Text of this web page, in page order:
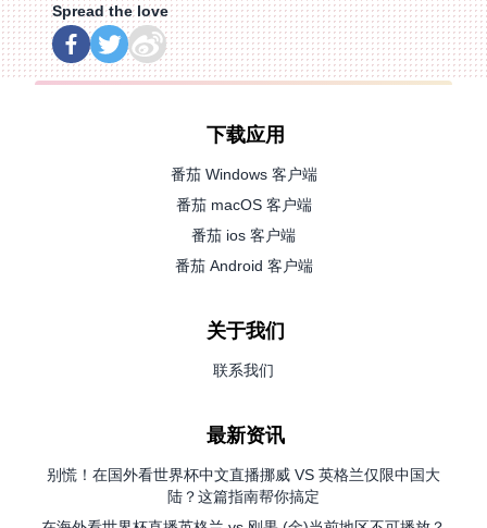
Spread the love
下载应用
番茄 Windows 客户端
番茄 macOS 客户端
番茄 ios 客户端
番茄 Android 客户端
关于我们
联系我们
最新资讯
别慌！在国外看世界杯中文直播挪威 VS 英格兰仅限中国大
陆？这篇指南帮你搞定